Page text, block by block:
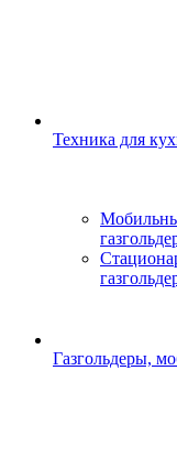
Техника для
Газгольдеры,